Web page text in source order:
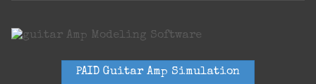
PAID Guitar Amp Simulation